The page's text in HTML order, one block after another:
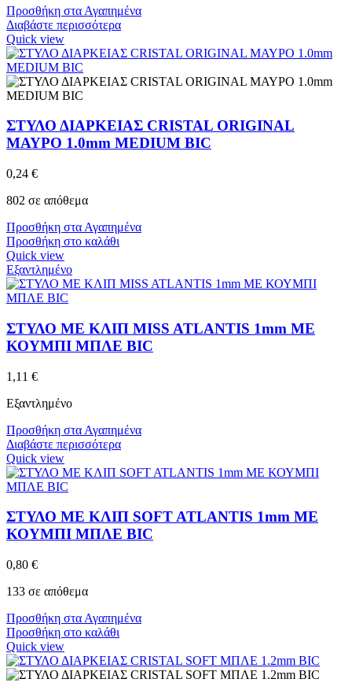
Προσθήκη στα Αγαπημένα
Διαβάστε περισσότερα
Quick view
ΣΤΥΛΟ ΔΙΑΡΚΕΙΑΣ CRISTAL ORIGINAL
ΜΑΥΡΟ 1.0mm MEDIUM BIC
0,24 €
802 σε απόθεμα
Προσθήκη στα Αγαπημένα
Προσθήκη στο καλάθι
Quick view
Εξαντλημένο
ΣΤΥΛΟ ΜΕ ΚΛΙΠ MISS ATLANTIS 1mm ΜΕ
ΚΟΥΜΠΙ ΜΠΛΕ BIC
1,11 €
Εξαντλημένο
Προσθήκη στα Αγαπημένα
Διαβάστε περισσότερα
Quick view
ΣΤΥΛΟ ΜΕ ΚΛΙΠ SOFT ATLANTIS 1mm ΜΕ
ΚΟΥΜΠΙ ΜΠΛΕ BIC
0,80 €
133 σε απόθεμα
Προσθήκη στα Αγαπημένα
Προσθήκη στο καλάθι
Quick view